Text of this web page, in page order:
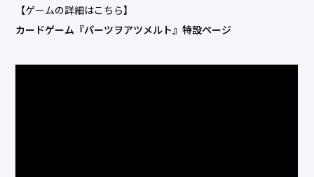
【ゲームの詳細はこちら】
カードゲーム『パーツヲアツメルト』特設ページ